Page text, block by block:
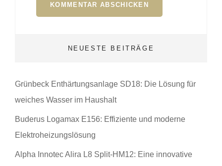
NEUESTE BEITRÄGE
Grünbeck Enthärtungsanlage SD18: Die Lösung für
weiches Wasser im Haushalt
Buderus Logamax E156: Effiziente und moderne
Elektroheizungslösung
Alpha Innotec Alira L8 Split-HM12: Eine innovative